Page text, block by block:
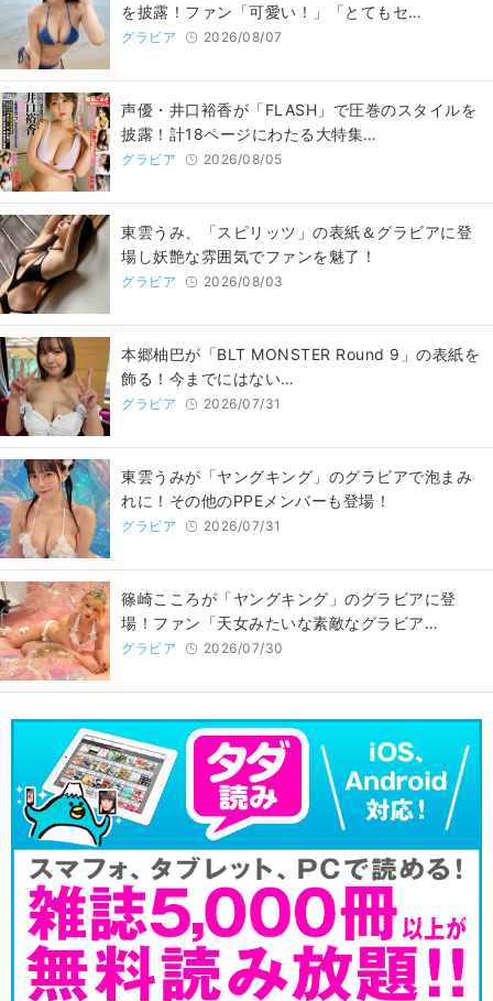
を披露！ファン「可愛い！」「とてもセ…
グラビア 2026/08/07
声優・井口裕香が「FLASH」で圧巻のスタイルを
披露！計18ページにわたる大特集…
グラビア 2026/08/05
東雲うみ、「スピリッツ」の表紙＆グラビアに登
場し妖艶な雰囲気でファンを魅了！
グラビア 2026/08/03
本郷柚巴が「BLT MONSTER Round 9」の表紙を
飾る！今までにはない…
グラビア 2026/07/31
東雲うみが「ヤングキング」のグラビアで泡まみ
れに！その他のPPEメンバーも登場！
グラビア 2026/07/31
篠崎こころが「ヤングキング」のグラビアに登
場！ファン「天女みたいな素敵なグラビア…
グラビア 2026/07/30